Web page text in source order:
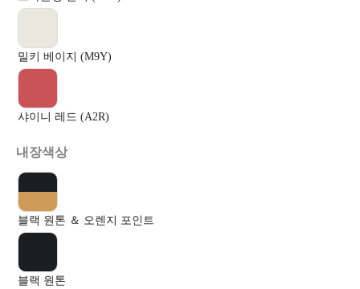
밀키 베이지 (M9Y)
샤이니 레드 (A2R)
내장색상
블랙 원톤 ＆ 오렌지 포인트
블랙 원톤